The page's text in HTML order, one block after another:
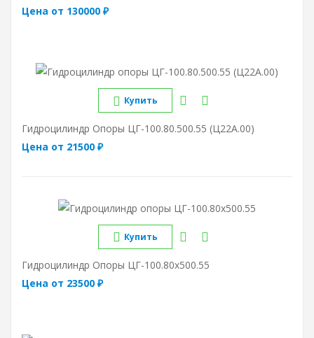
Цена от 130000 ₽
Купить
Гидроцилиндр Опоры ЦГ-100.80.500.55 (Ц22А.00)
Цена от 21500 ₽
Купить
Гидроцилиндр Опоры ЦГ-100.80х500.55
Цена от 23500 ₽